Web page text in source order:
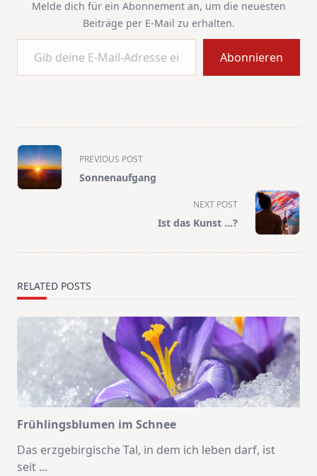
Melde dich für ein Abonnement an, um die neuesten
Beiträge per E-Mail zu erhalten.
Gib deine E-Mail-Adresse ein ...
Abonnieren
<span
class="nav-
subtitle
PREVIOUS POST
Sonnenaufgang
NEXT POST
Ist das Kunst …?
RELATED POSTS
Frühlingsblumen im Schnee
Das erzgebirgische Tal, in dem ich leben darf, ist
seit ...